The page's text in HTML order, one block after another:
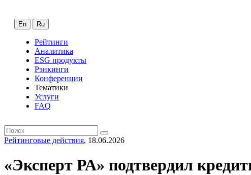
En Ru
Рейтинги
Аналитика
ESG продукты
Рэнкинги
Конференции
Тематики
Услуги
FAQ
Рейтинговые действия, 18.06.2026
«Эксперт РА» подтвердил